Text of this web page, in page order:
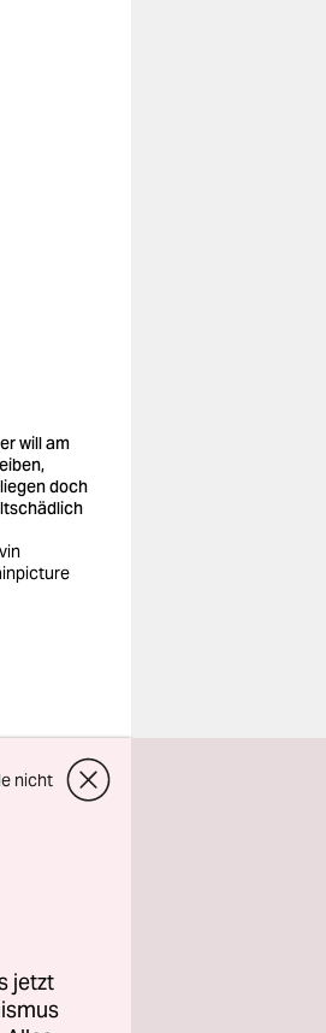
will am
doch
nicht
jetzt